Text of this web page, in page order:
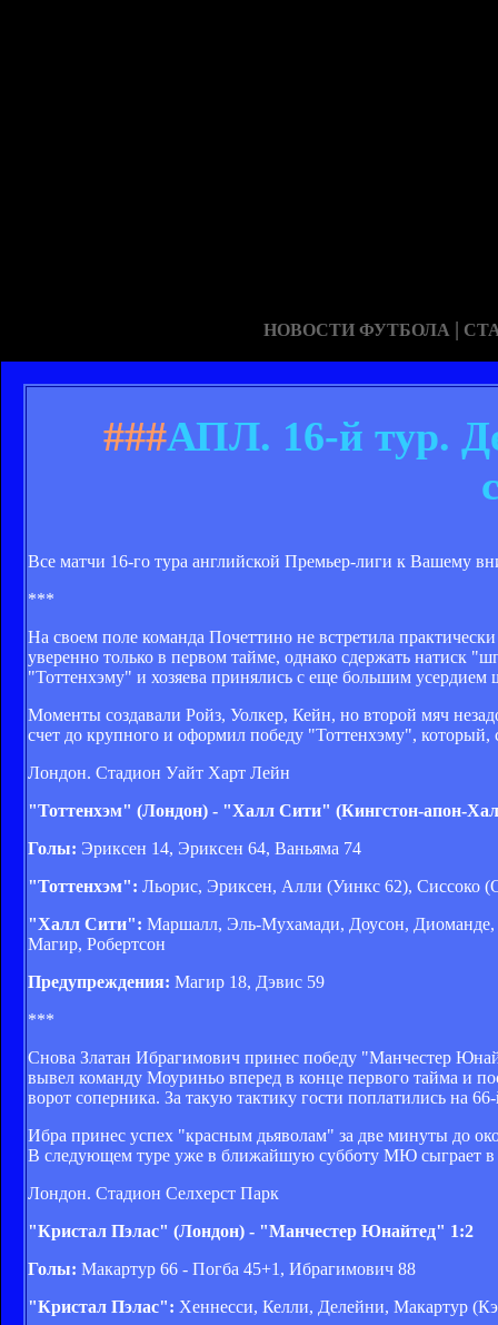
НОВОСТИ ФУТБОЛА |
###АПЛ. 16-й тур.
Все матчи 16-го тура английской Премьер-лиги к Вашему
***
На своем поле команда Почеттино не встретила
уверенно только в первом тайме, однако сдержать натиск
"Тоттенхэму" и хозяева принялись с еще большим
Моменты создавали Ройз, Уолкер, Кейн, но второй мяч
счет до крупного и оформил победу "Тоттенхэму",
Лондон. Стадион Уайт Харт Лейн
"Тоттенхэм" (Лондон) - "Халл Сити" (Кингстон-апон-
Голы: Эриксен 14, Эриксен 64, Ваньяма 74
"Тоттенхэм": Льорис, Эриксен, Алли (Уинкс 62), Сиссоко
"Халл Сити": Маршалл, Эль-Мухамади, Доусон, Диоманде,
Магир, Робертсон
Предупреждения: Магир 18, Дэвис 59
***
Снова Златан Ибрагимович принес победу "Манчестер
вывел команду Моуриньо вперед в конце первого тайма и
ворот соперника. За такую тактику гости поплатились на
Ибра принес успех "красным дьяволам" за две минуты до
В следующем туре уже в ближайшую субботу МЮ сыграет в
Лондон. Стадион Селхерст Парк
"Кристал Пэлас" (Лондон) - "Манчестер Юнайтед" 1:2
Голы: Макартур 66 - Погба 45+1, Ибрагимович 88
"Кристал Пэлас": Хеннесси, Келли, Делейни, Макартур